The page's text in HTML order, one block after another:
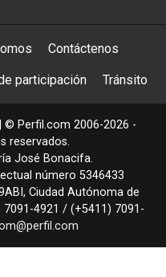
Contáctenos
participación Tránsito
| © Perfil.com 2006-2026 -
reservados.
José Bonacifa.
número 5346433
, Ciudad Autónoma de
4921 / (+5411) 7091-